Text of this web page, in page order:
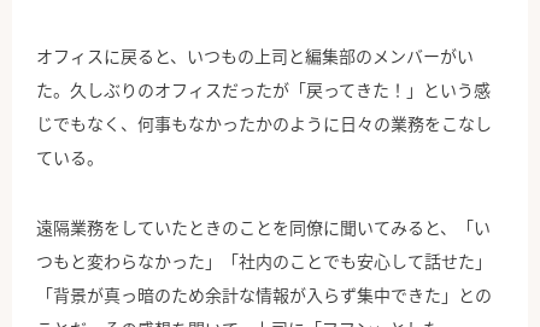
オフィスに戻ると、いつもの上司と編集部のメンバーがい
た。久しぶりのオフィスだったが「戻ってきた！」という感
じでもなく、何事もなかったかのように日々の業務をこなし
ている。
遠隔業務をしていたときのことを同僚に聞いてみると、「い
つもと変わらなかった」「社内のことでも安心して話せた」
「背景が真っ暗のため余計な情報が入らず集中できた」との